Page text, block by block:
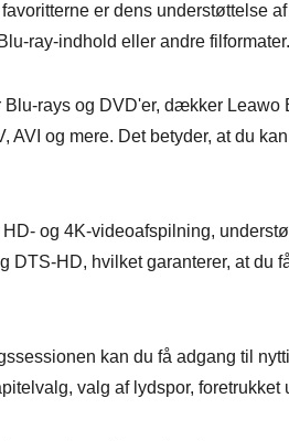
er dens understøttelse
ray-indhold eller andre filformater.
Blu-rays og DVD'er, dækker Leawo
AVI og mere. Det betyder, at du
og 4K-videoafspilning,
DTS-HD, hvilket garanterer, at du
kan du få adgang til
valg af lydspor, foretrukket